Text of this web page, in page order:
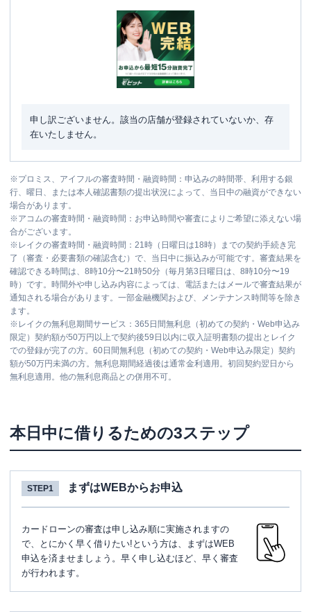
申し訳ございません。該当の店舗が登録されていないか、存
在いたしません。
※プロミス、アイフルの審査時間・融資時間：申込みの時間帯、利用する銀
行、曜日、または本人確認書類の提出状況によって、当日中の融資ができない
場合があります。
※アコムの審査時間・融資時間：お申込時間や審査によりご希望に添えない場
合がございます。
※ レイクの審査時間・融資時間：21時（日曜日は18時）までの契約手続き完
了（審査・必要書類の確認含む）で、当日中に振込みが可能です。審査結果を
確認できる時間は、8時10分〜21時50分（毎月第3日曜日は、8時10分〜19
時）です。時間外や申し込み内容によっては、電話またはメールで審査結果が
通知される場合があります。一部金融機関および、メンテナンス時間等を除き
ます。
※ レイクの無利息期間サービス：365日間無利息（初めての契約・Web申込み
限定）契約額が50万円以上で契約後59日以内に収入証明書類の提出とレイク
での登録が完了の方。60日間無利息（初めての契約・Web申込み限定）契約
額が50万円未満の方。無利息期間経過後は通常金利適用。初回契約翌日から
無利息適用。他の無利息商品との併用不可。
本日中に借りるための3ステップ
STEP1 まずはWEBからお申込
カードローンの審査は申し込み順に実施されますの
で、とにかく早く借りたい!という方は、まずはWEB
申込を済ませましょう。早く申し込むほど、早く審査
が行われます。